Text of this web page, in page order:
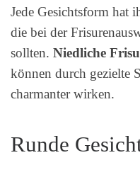
Jede Gesichtsform hat
die bei der
sollten. Niedliche
können durch gezielte
charmanter wirken.
Runde